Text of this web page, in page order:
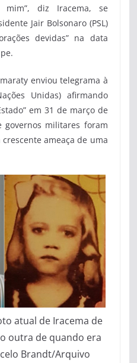
diz Iracema, se
Jair Bolsonaro (PSL)
devidas” na data
enviou telegrama à
Unidas) afirmando
em 31 de março de
governos militares foram
ameaça de uma
atual de Iracema de
outra de quando era
Brandt/Arquivo